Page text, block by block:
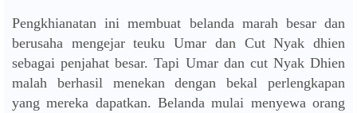
Pengkhianatan ini membuat belanda marah besar dan
berusaha mengejar teuku Umar dan Cut Nyak dhien
sebagai penjahat besar. Tapi Umar dan cut Nyak Dhien
malah berhasil menekan dengan bekal perlengkapan
yang mereka dapatkan. Belanda mulai menyewa orang